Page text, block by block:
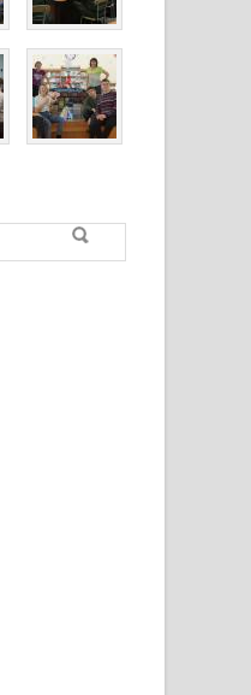
Поиск